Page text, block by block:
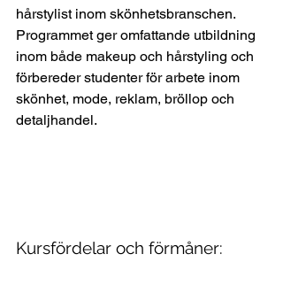
hårstylist inom skönhetsbranschen.
Programmet ger omfattande utbildning
inom både makeup och hårstyling och
förbereder studenter för arbete inom
skönhet, mode, reklam, bröllop och
detaljhandel.
Kursfördelar och förmåner: